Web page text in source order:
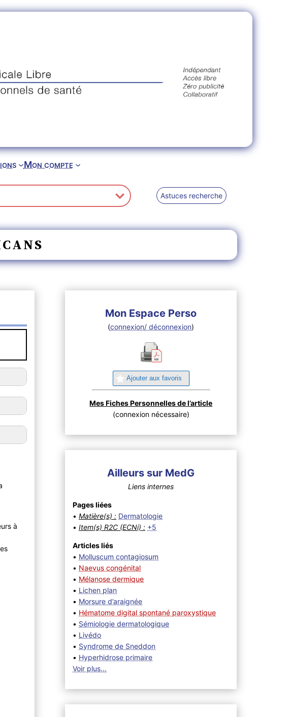
Mon compte
Astuces recherche
à
Mon Espace Perso
(connexion/ déconnexion)
Ajouter aux favoris
Mes Fiches Personnelles de l’article
(connexion nécessaire)
Ailleurs sur MedG
Liens internes
Pages liées
•Matière(s) : Dermatologie
•Item(s) R2C (ECNi) : +5
Articles liés
• Molluscum contagiosum
• Naevus congénital
• Mélanose dermique
• Lichen plan
• Morsure d’araignée
• Hématome digital spontané paroxystique
• Sémiologie dermatologique
• Livédo
• Syndrome de Sneddon
• Hyperhidrose primaire
Voir plus…